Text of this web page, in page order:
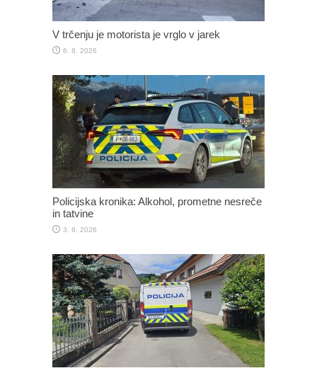
V trčenju je motorista je vrglo v jarek
6. 8. 2026
Policijska kronika: Alkohol, prometne nesreče
in tatvine
3. 8. 2026